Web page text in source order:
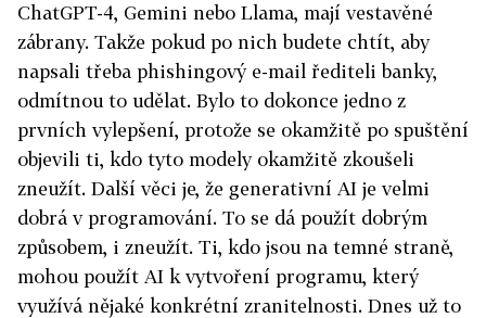
ChatGPT-4, Gemini nebo Llama, mají vestavěné
zábrany. Takže pokud po nich budete chtít, aby
napsali třeba phishingový e-mail řediteli banky,
odmítnou to udělat. Bylo to dokonce jedno z
prvních vylepšení, protože se okamžitě po spuštění
objevili ti, kdo tyto modely okamžitě zkoušeli
zneužít. Další věci je, že generativní AI je velmi
dobrá v programování. To se dá použít dobrým
způsobem, i zneužít. Ti, kdo jsou na temné straně,
mohou použít AI k vytvoření programu, který
využívá nějaké konkrétní zranitelnosti. Dnes už to